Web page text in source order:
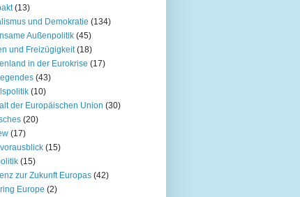
(13)
und Demokratie (134)
Außenpolitik (45)
und Freizügigkeit (18)
in der Eurokrise (17)
(43)
(10)
der Europäischen Union (30)
(20)
(17)
(15)
(15)
zur Zukunft Europas (42)
Europe (2)